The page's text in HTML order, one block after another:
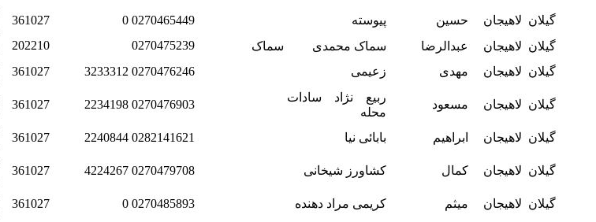
گیلان لاهیجان حسین پیوسته 0270465449
0
361027
گیلان لاهیجان عبدالرضا سماک محمدی سماک 0270475239
202210
گیلان لاهیجان مهدی زعیمی 0270476246
3233312
361027
گیلان لاهیجان مسعود
ربیع نژاد سادات
محله
0270476903
2234198
361027
گیلان لاهیجان ابراهیم بابائی نیا 0282141621
2240844
361027
گیلان لاهیجان کمال کشاورز شیخانی 0270479708
4224267
361027
گیلان لاهیجان میثم کریمی مراد دهنده 0270485893
0
361027